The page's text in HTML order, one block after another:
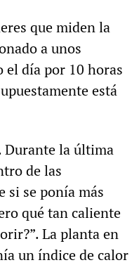
que miden la
a unos
el día por 10 horas
está
Durante la última
de las
si se ponía más
qué tan caliente
La planta en
un índice de calor